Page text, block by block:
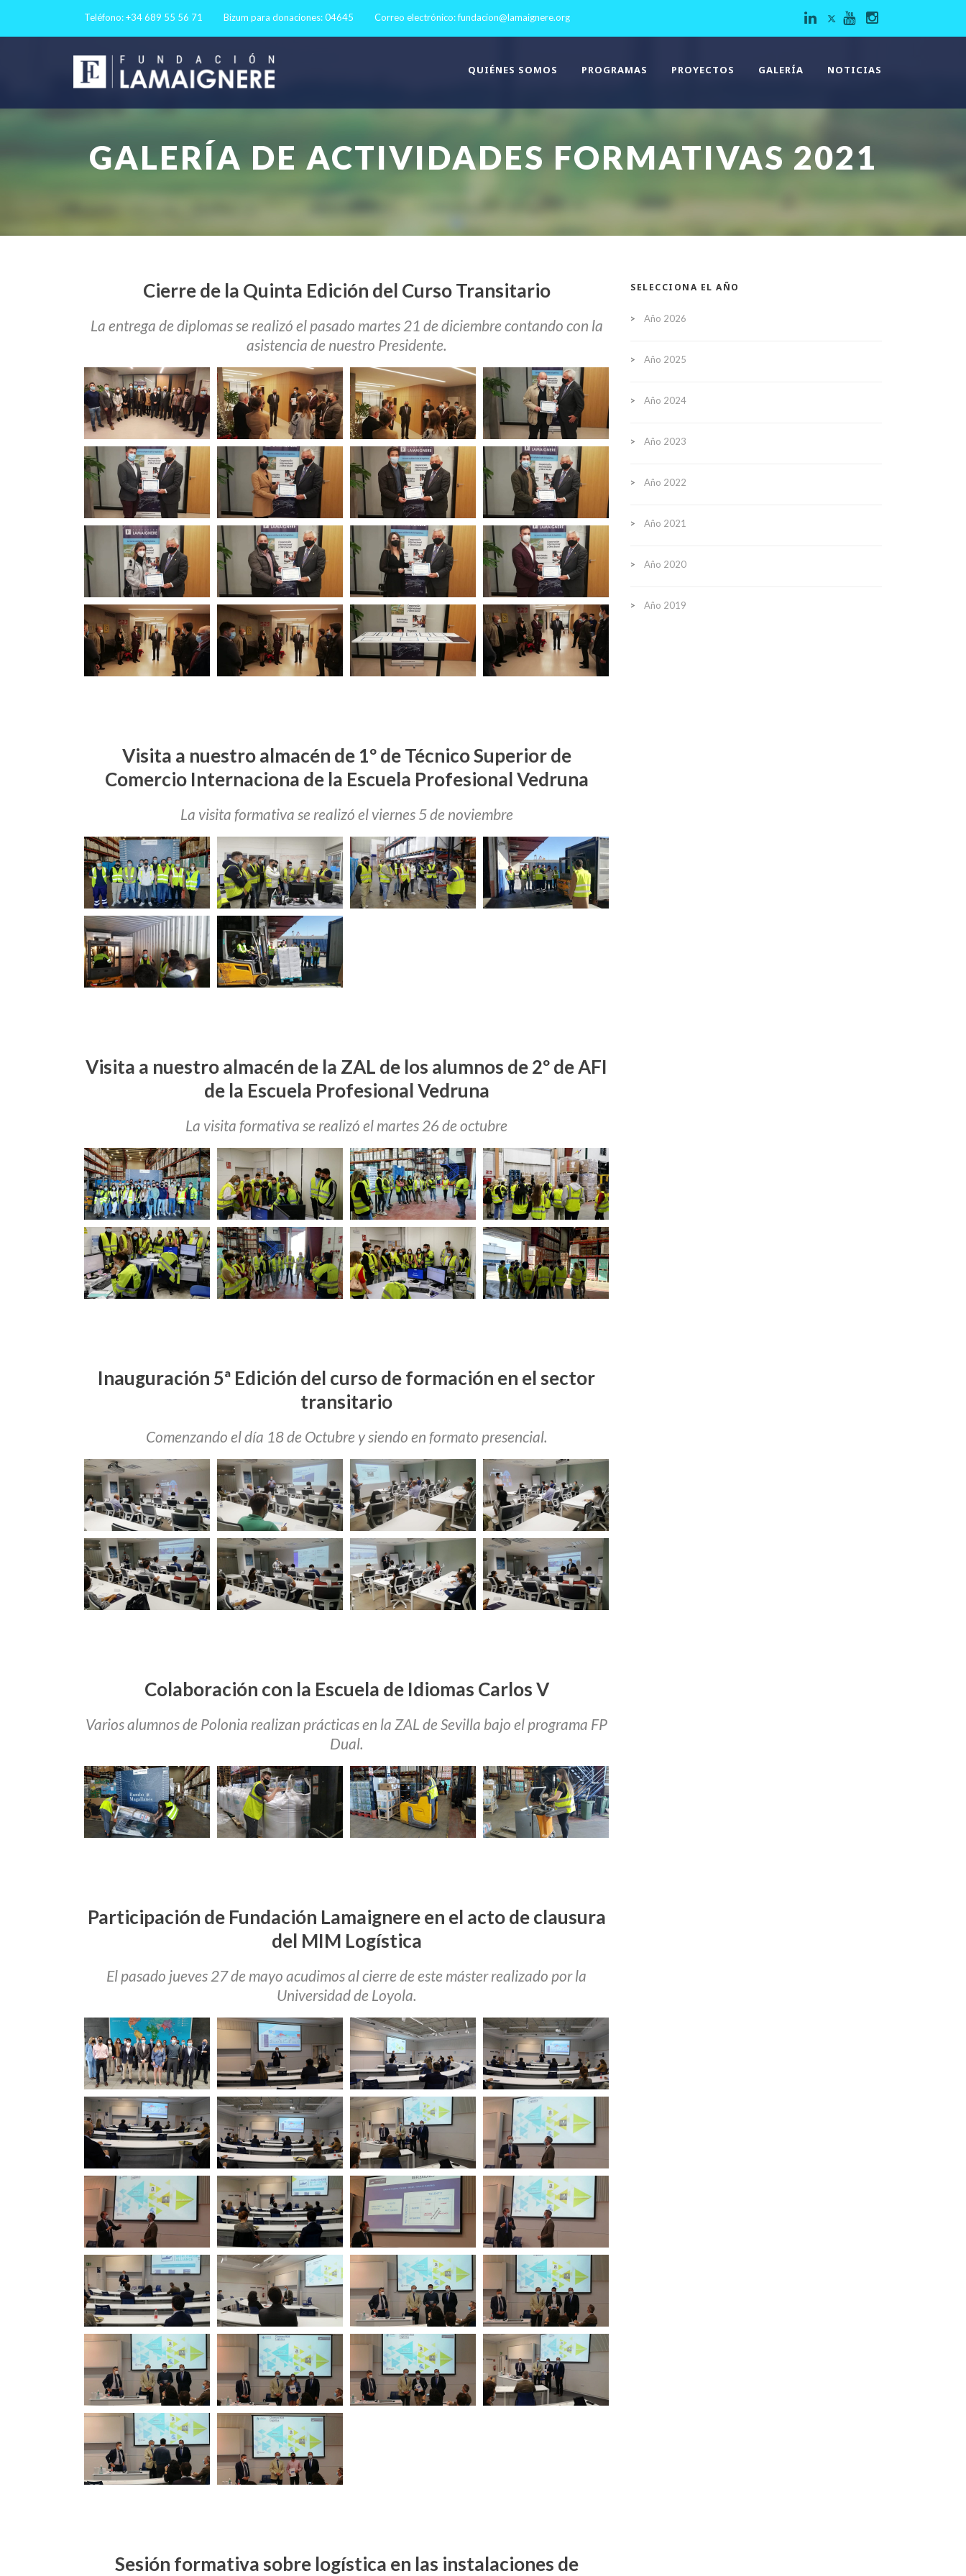
Teléfono: +34 689 55 56 71 Bizum para donaciones: 04645 Correo electrónico:fundacion@lamaignere.org
QUIÉNES SOMOS PROGRAMAS PROYECTOS GALERÍA NOTICIAS
GALERÍA DE ACTIVIDADES FORMATIVAS 2021
Cierre de la Quinta Edición del Curso Transitario
La entrega de diplomas se realizó el pasado martes 21 de diciembre contando con la
asistencia de nuestro Presidente.
Visita a nuestro almacén de 1º de Técnico Superior de
Comercio Internaciona de la Escuela Profesional Vedruna
La visita formativa se realizó el viernes 5 de noviembre
Visita a nuestro almacén de la ZAL de los alumnos de 2º de AFI
de la Escuela Profesional Vedruna
La visita formativa se realizó el martes 26 de octubre
Inauguración 5ª Edición del curso de formación en el sector
transitario
Comenzando el día 18 de Octubre y siendo en formato presencial.
Colaboración con la Escuela de Idiomas Carlos V
Varios alumnos de Polonia realizan prácticas en la ZAL de Sevilla bajo el programa FP
Dual.
Participación de Fundación Lamaignere en el acto de clausura
del MIM Logística
El pasado jueves 27 de mayo acudimos al cierre de este máster realizado por la
Universidad de Loyola.
Sesión formativa sobre logística en las instalaciones de
SELECCIONA EL AÑO
> Año 2026
> Año 2025
> Año 2024
> Año 2023
> Año 2022
> Año 2021
> Año 2020
> Año 2019